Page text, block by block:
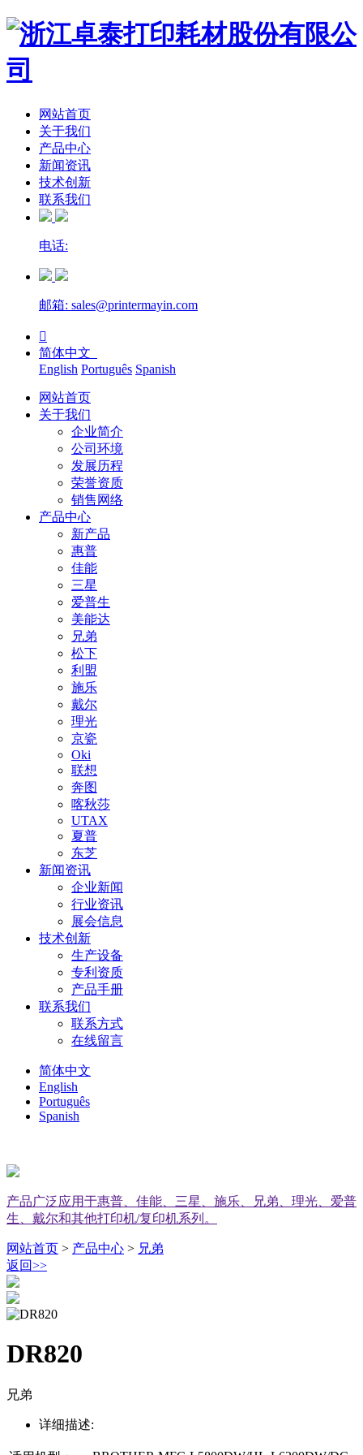
网站首页
关于我们
产品中心
新闻资讯
技术创新
联系我们
电话:
邮箱: sales@printermayin.com

简体中文
English Português Spanish
网站首页
关于我们
企业简介
公司环境
发展历程
荣誉资质
销售网络
产品中心
新产品
惠普
佳能
三星
爱普生
美能达
兄弟
松下
利盟
施乐
戴尔
理光
京瓷
Oki
联想
奔图
喀秋莎
UTAX
夏普
东芝
新闻资讯
企业新闻
行业资讯
展会信息
技术创新
生产设备
专利资质
产品手册
联系我们
联系方式
在线留言
简体中文
English
Português
Spanish
产品广泛应用于惠普、佳能、三星、施乐、兄弟、理光、爱普
生、戴尔和其他打印机/复印机系列。
网站首页 > 产品中心 > 兄弟
返回>>
DR820
兄弟
详细描述: